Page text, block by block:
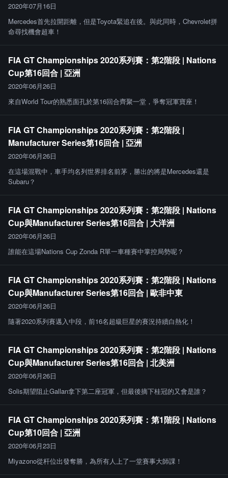
2020年07月16日
Mercedes首先拉開距離，但是Toyota緊追在後。與此同時，Chevrolet拼
命尋找機會超車！
FIA GT Championships 2020系列賽：第2階段 | Nations
Cup第16回合 | 亞洲
2020年06月26日
來自World Tour的熟悉面孔於第16回合齊聚一堂，爭奪冠軍寶座！
FIA GT Championships 2020系列賽：第2階段 |
Manufacturer Series第16回合 | 亞洲
2020年06月26日
在這場混戰中，車手均名列世界排名前茅，勝出的將是Mercedes還是
Subaru？
FIA GT Championships 2020系列賽：第2階段 | Nations
Cup與Manufacturer Series第16回合 | 大洋洲
2020年06月26日
誰能在這場Nations Cup Zonda R單一車種賽中掌控局勢呢？
FIA GT Championships 2020系列賽：第2階段 | Nations
Cup與Manufacturer Series第16回合 | 歐非中東
2020年06月26日
隨著2020系列賽邁入中段，前16名超級巨星的賽況持續白熱化！
FIA GT Championships 2020系列賽：第2階段 | Nations
Cup與Manufacturer Series第16回合 | 北美洲
2020年06月26日
Solis期望阻止Gallan拿下第二座冠軍，但最後摘下桂冠的又會是誰？
FIA GT Championships 2020系列賽：第1階段 | Nations
Cup第10回合 | 亞洲
2020年06月23日
Miyazono從杆位出發奪勝，為所有人上了一堂賽事大師課！